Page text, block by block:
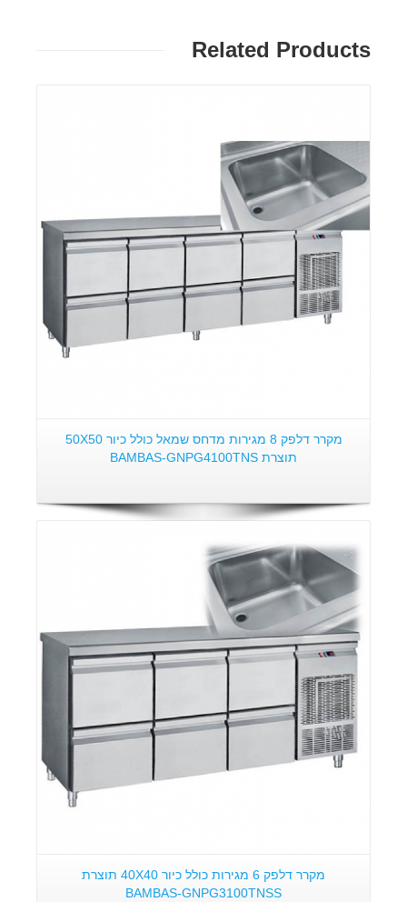
Related Products
מקרר דלפק 8 מגירות מדחס שמאל כולל כיור 50X50
תוצרת BAMBAS-GNPG4100TNS
פרטים:
מקרר דלפק 6 מגירות כולל כיור 40X40 תוצרת
BAMBAS-GNPG3100TNSS